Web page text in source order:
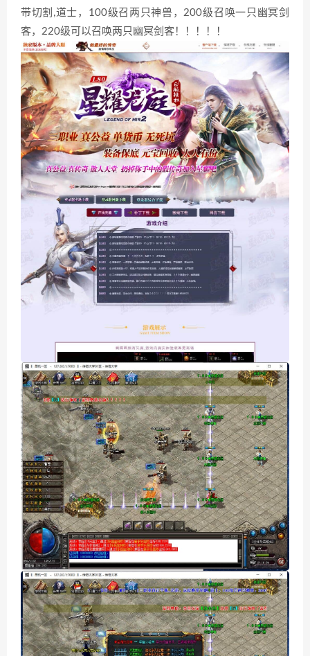
带切割,道士，100级召两只神兽，200级召唤一只幽冥剑
客，220级可以召唤两只幽冥剑客！！！！！